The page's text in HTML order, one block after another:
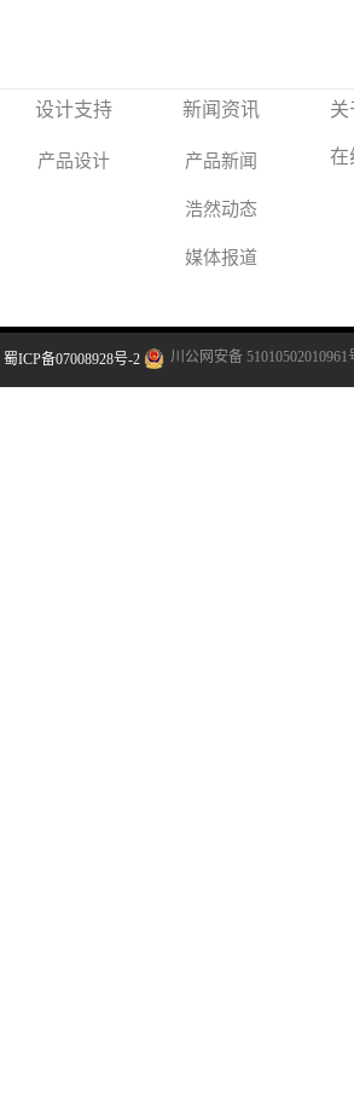
设计支持
产品设计
新闻资讯
产品新闻
浩然动态
媒体报道
关
在
蜀ICP备07008928号-2 川公网安备 51010502010961